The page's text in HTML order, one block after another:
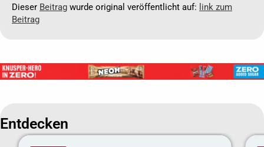
Dieser Beitrag wurde original veröffentlicht auf: link zum
Beitrag
Entdecken